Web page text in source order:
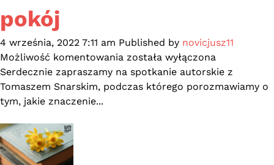
pokój
4 września, 2022 7:11 am Published by novicjusz11
Możliwość komentowania Poezja,
która
przynosi
została wyłączona
Serdecznie zapraszamy na spotkanie autorskie z
Tomaszem Snarskim, podczas którego porozmawiamy o
tym, jakie znaczenie...